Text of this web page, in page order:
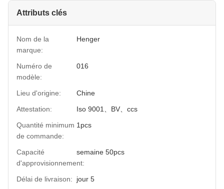
Attributs clés
Nom de la
marque:
Henger
Numéro de
modèle:
016
Lieu d'origine:
Chine
Attestation:
Iso 9001、BV、ccs
Quantité minimum
de commande:
1pcs
Capacité
d'approvisionnement:
semaine 50pcs
Délai de livraison:
jour 5